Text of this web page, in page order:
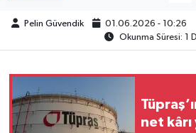
Pelin Güvendik 01.06.2026 - 10:26
Okunma Süresi: 1
net